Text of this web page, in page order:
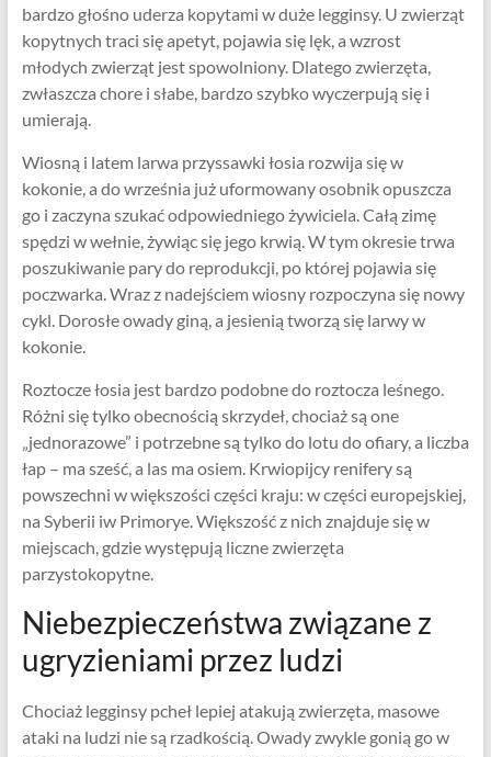
bardzo głośno uderza kopytami w duże legginsy. U zwierząt
kopytnych traci się apetyt, pojawia się lęk, a wzrost
młodych zwierząt jest spowolniony. Dlatego zwierzęta,
zwłaszcza chore i słabe, bardzo szybko wyczerpują się i
umierają.
Wiosną i latem larwa przyssawki łosia rozwija się w
kokonie, a do września już uformowany osobnik opuszcza
go i zaczyna szukać odpowiedniego żywiciela. Całą zimę
spędzi w wełnie, żywiąc się jego krwią. W tym okresie trwa
poszukiwanie pary do reprodukcji, po której pojawia się
poczwarka. Wraz z nadejściem wiosny rozpoczyna się nowy
cykl. Dorosłe owady giną, a jesienią tworzą się larwy w
kokonie.
Roztocze łosia jest bardzo podobne do roztocza leśnego.
Różni się tylko obecnością skrzydeł, chociaż są one
„jednorazowe” i potrzebne są tylko do lotu do ofiary, a liczba
łap – ma sześć, a las ma osiem. Krwiopijcy renifery są
powszechni w większości części kraju: w części europejskiej,
na Syberii iw Primorye. Większość z nich znajduje się w
miejscach, gdzie występują liczne zwierzęta
parzystokopytne.
Niebezpieczeństwa związane z
ugryzieniami przez ludzi
Chociaż legginsy pcheł lepiej atakują zwierzęta, masowe
ataki na ludzi nie są rzadkością. Owady zwykle gonią go w